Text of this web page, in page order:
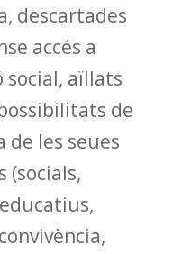
descartades
accés a
social, aïllats
de
de les seues
(socials,